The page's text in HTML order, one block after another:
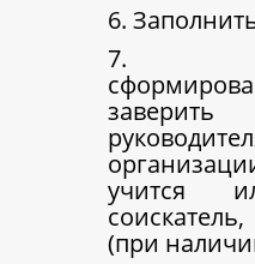
6.
7.
учится
(при